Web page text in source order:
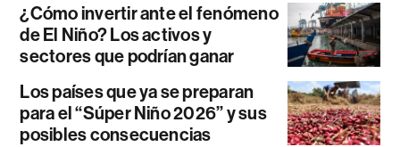
¿Cómo invertir ante el fenómeno
de El Niño? Los activos y
sectores que podrían ganar
Los países que ya se preparan
para el “Súper Niño 2026” y sus
posibles consecuencias